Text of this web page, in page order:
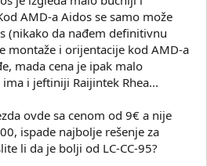
AMD-a Aidos se samo može
(nikako da nađem definitivnu
montaže i orijentacije kod AMD-a
mada cena je ipak malo
i jeftiniji Raijintek Rhea...
ovde sa cenom od 9€ a nije
ispade najbolje rešenje za
li da je bolji od LC-CC-95?